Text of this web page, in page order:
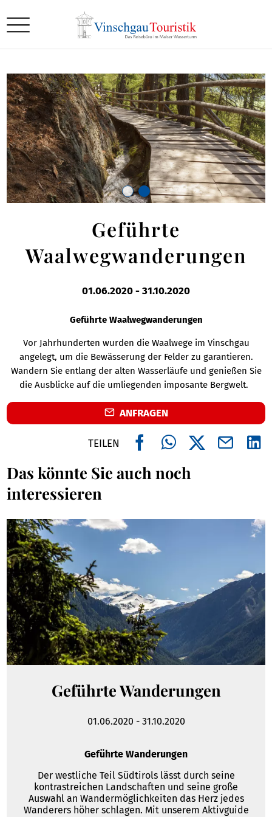
Geführte
Waalwegwanderungen
01.06.2020-31.10.2020
Geführte Waalwegwanderungen
Vor Jahrhunderten wurden die Waalwege im Vinschgau
angelegt, um die Bewässerung der Felder zu garantieren.
Wandern Sie entlang der alten Wasserläufe und genießen Sie
die Ausblicke auf die umliegenden imposante Bergwelt.
ANFRAGEN
TEILEN
Das könnte Sie auch noch
interessieren
Geführte Wanderungen
01.06.2020 -31.10.2020
Geführte Wanderungen
Der westliche Teil Südtirols lässt durch seine
kontrastreichen Landschaften und seine große
Auswahl an Wandermöglichkeiten das Herz jedes
Wanderers höher schlagen. Mit unserem Aktivguide